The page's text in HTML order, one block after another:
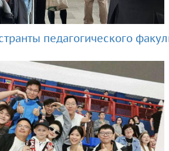
педагогического